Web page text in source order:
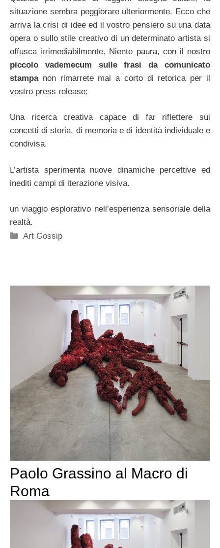
situazione sembra peggiorare ulteriormente. Ecco che
arriva la crisi di idee ed il vostro pensiero su una data
opera o sullo stile creativo di un determinato artista si
offusca irrimediabilmente. Niente paura, con il nostro
piccolo vademecum sulle frasi da comunicato
stampanon rimarrete mai a corto di retorica per il
vostro press release:
Una ricerca creativa capace di far riflettere sui
concetti di storia, di memoria e di identità individuale e
condivisa.
L’artista sperimenta nuove dinamiche percettive ed
inediti campi di iterazione visiva.
un viaggio esplorativo nell’esperienza sensoriale della
realtà.
Categorie
Art Gossip
Paolo Grassino al Macro di
Roma